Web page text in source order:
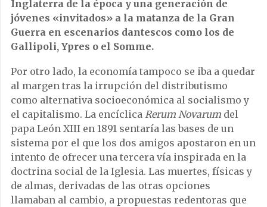
Inglaterra de la época y una generación de
jóvenes «invitados» a la matanza de la Gran
Guerra en escenarios dantescos como los de
Gallipoli, Ypres o el Somme.
Por otro lado, la economía tampoco se iba a quedar
al margen tras la irrupción del distributismo
como alternativa socioeconómica al socialismo y
el capitalismo. La encíclica Rerum Novarum del
papa León XIII en 1891 sentaría las bases de un
sistema por el que los dos amigos apostaron en un
intento de ofrecer una tercera vía inspirada en la
doctrina social de la Iglesia. Las muertes, físicas y
de almas, derivadas de las otras opciones
llamaban al cambio, a propuestas redentoras que